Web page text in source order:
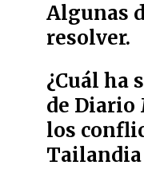
Algunas
resolver.
¿Cuál ha
de Diario
los
Tailandia